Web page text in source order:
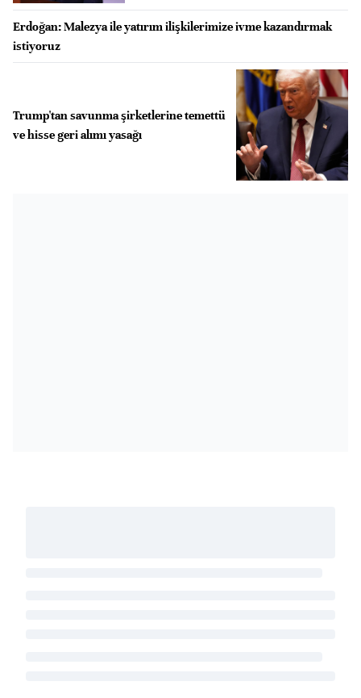
Erdoğan: Malezya ile yatırım ilişkilerimize ivme kazandırmak
istiyoruz
Trump'tan savunma şirketlerine temettü
ve hisse geri alımı yasağı